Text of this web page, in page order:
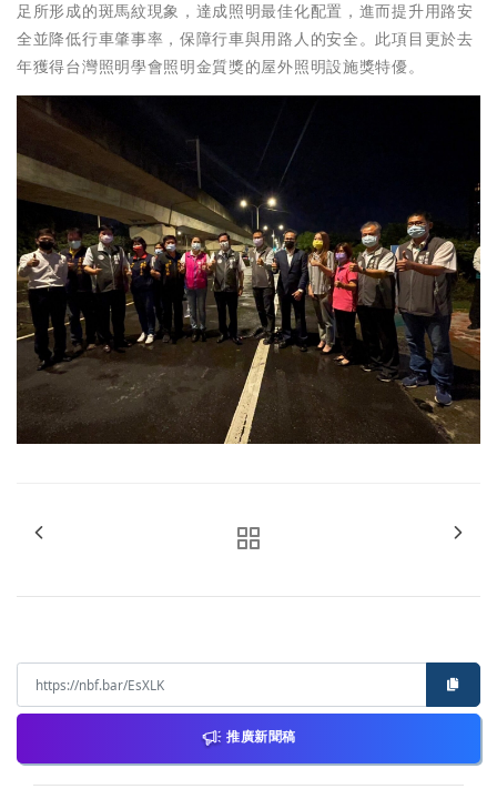
足所形成的斑馬紋現象，達成照明最佳化配置，進而提升用路安
全並降低行車肇事率，保障行車與用路人的安全。此項目更於去
年獲得台灣照明學會照明金質獎的屋外照明設施獎特優。
推廣新聞稿